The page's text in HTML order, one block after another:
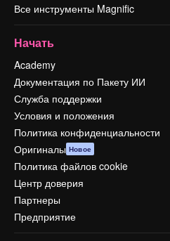
Все инструменты Magnific
Начать
Academy
Документация по Пакету ИИ
Служба поддержки
Условия и положения
Политика конфиденциальности
Оригиналы Новое
Политика файлов cookie
Центр доверия
Партнеры
Предприятие